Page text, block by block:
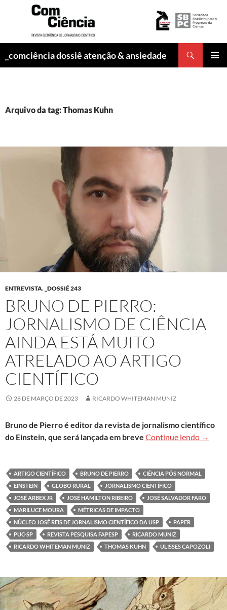
_comciência dossiê atenção & ansiedade
Arquivo da tag: Thomas Kuhn
ENTREVISTA, _DOSSIÊ 243
BRUNO DE PIERRO:
JORNALISMO DE CIÊNCIA
AINDA ESTÁ MUITO
ATRELADO AO ARTIGO
CIENTÍFICO
28 DE MARÇO DE 2023 RICARDO WHITEMAN MUNIZ
Bruno de Pierro é editor da revista de jornalismo científico
do Einstein, que será lançada em breve Continue lendo Bruno
→
ARTIGO CIENTÍFICO BRUNO DE PIERRO
CIÊNCIA PÓS NORMAL
EINSTEIN
GLOBO RURAL
JORNALISMO CIENTÍFICO
JOSÉ ARBEX JR
JOSÉ HAMILTON RIBEIRO
JOSÉ SALVADOR FARO
MARILUCE MOURA
MÉTRICAS DE IMPACTO
NÚCLEO JOSÉ REIS DE JORNALISMO CIENTÍFICO DA USP
PAPER
PUC-SP
REVISTA PESQUISA FAPESP
RICARDO MUNIZ
RICARDO WHITEMAN MUNIZ
THOMAS KUHN ULISSES CAPOZOLI